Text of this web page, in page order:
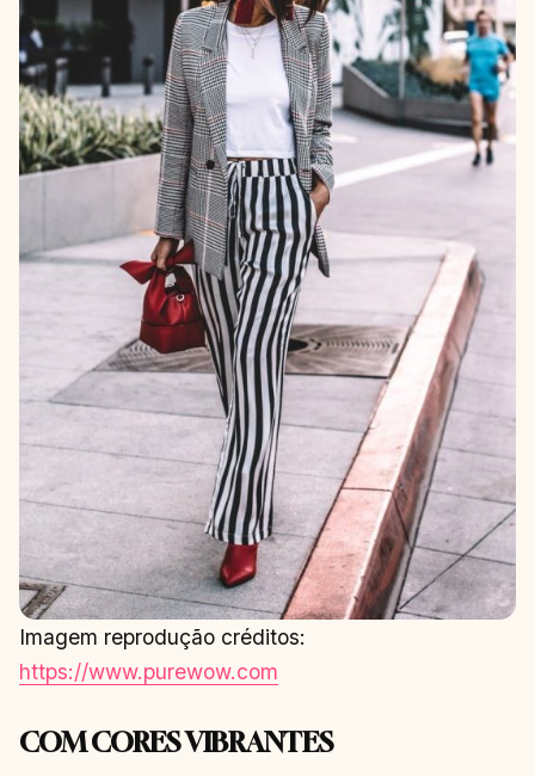
Imagem reprodução créditos:
https://www.purewow.com
COM CORES VIBRANTES